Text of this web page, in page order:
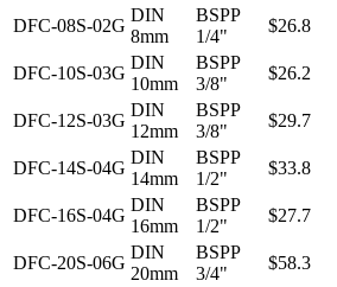
DFC-08S-02G
DIN
8mm
BSPP
1/4"
$26.8
DFC-10S-03G
DIN
10mm
BSPP
3/8"
$26.2
DFC-12S-03G
DIN
12mm
BSPP
3/8"
$29.7
DFC-14S-04G
DIN
14mm
BSPP
1/2"
$33.8
DFC-16S-04G
DIN
16mm
BSPP
1/2"
$27.7
DFC-20S-06G
DIN
20mm
BSPP
3/4"
$58.3